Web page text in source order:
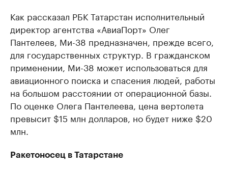
Как рассказал РБК Татарстан исполнительный
директор агентства «АвиаПорт» Олег
Пантелеев, Ми-38 предназначен, прежде всего,
для государственных структур. В гражданском
применении, Ми-38 может использоваться для
авиационного поиска и спасения людей, работы
на большом расстоянии от операционной базы.
По оценке Олега Пантелеева, цена вертолета
превысит $15 млн долларов, но будет ниже $20
млн.
Ракетоносец в Татарстане